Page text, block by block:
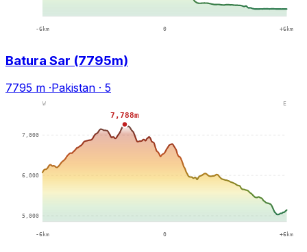
Batura Sar (7795m)
7795 m ·Pakistan · 5